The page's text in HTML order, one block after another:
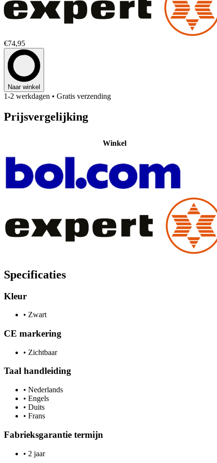
€74,95
Naar winkel
1-2 werkdagen • Gratis verzending
Prijsvergelijking
Winkel
Specificaties
Kleur
• Zwart
CE markering
• Zichtbaar
Taal handleiding
• Nederlands
• Engels
• Duits
• Frans
Fabrieksgarantie termijn
• 2 jaar